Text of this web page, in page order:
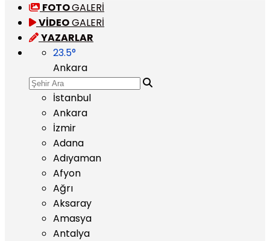
FOTOGALERİ
VİDEOGALERİ
YAZARLAR
23.5°
Ankara
İstanbul
Ankara
İzmir
Adana
Adıyaman
Afyon
Ağrı
Aksaray
Amasya
Antalya